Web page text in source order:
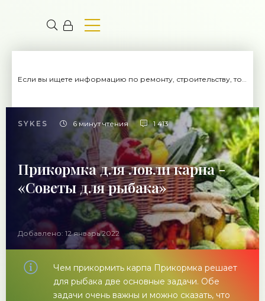
Если вы ищете информацию по ремонту, строительству, то вы попали на нужный сайт.
SYKES 6 минут чтения 1 413
Прикормка для ловли карпа -
«Советы для рыбака»
Добавлено: 12 январь 2022
Чем прикормить карпа Прикормка решает
для рыбака две основные задачи. Обе
задачи очень важны и можно сказать, что